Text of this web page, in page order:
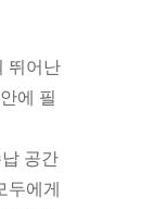
뛰어난
에 필
공간
두에게